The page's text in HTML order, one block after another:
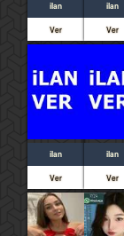
ilan
Ver
ilan
Ver
ilan
Ver
ilan
Ver